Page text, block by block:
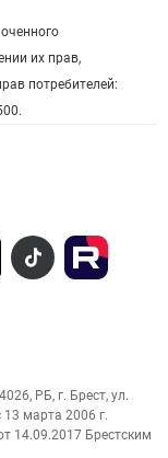
их прав,
потребителей:
РБ, г. Брест, ул.
марта 2006 г.
14.09.2017 Брестским